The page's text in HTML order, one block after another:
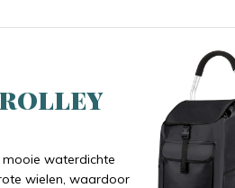
mooie waterdichte
wielen, waardoor